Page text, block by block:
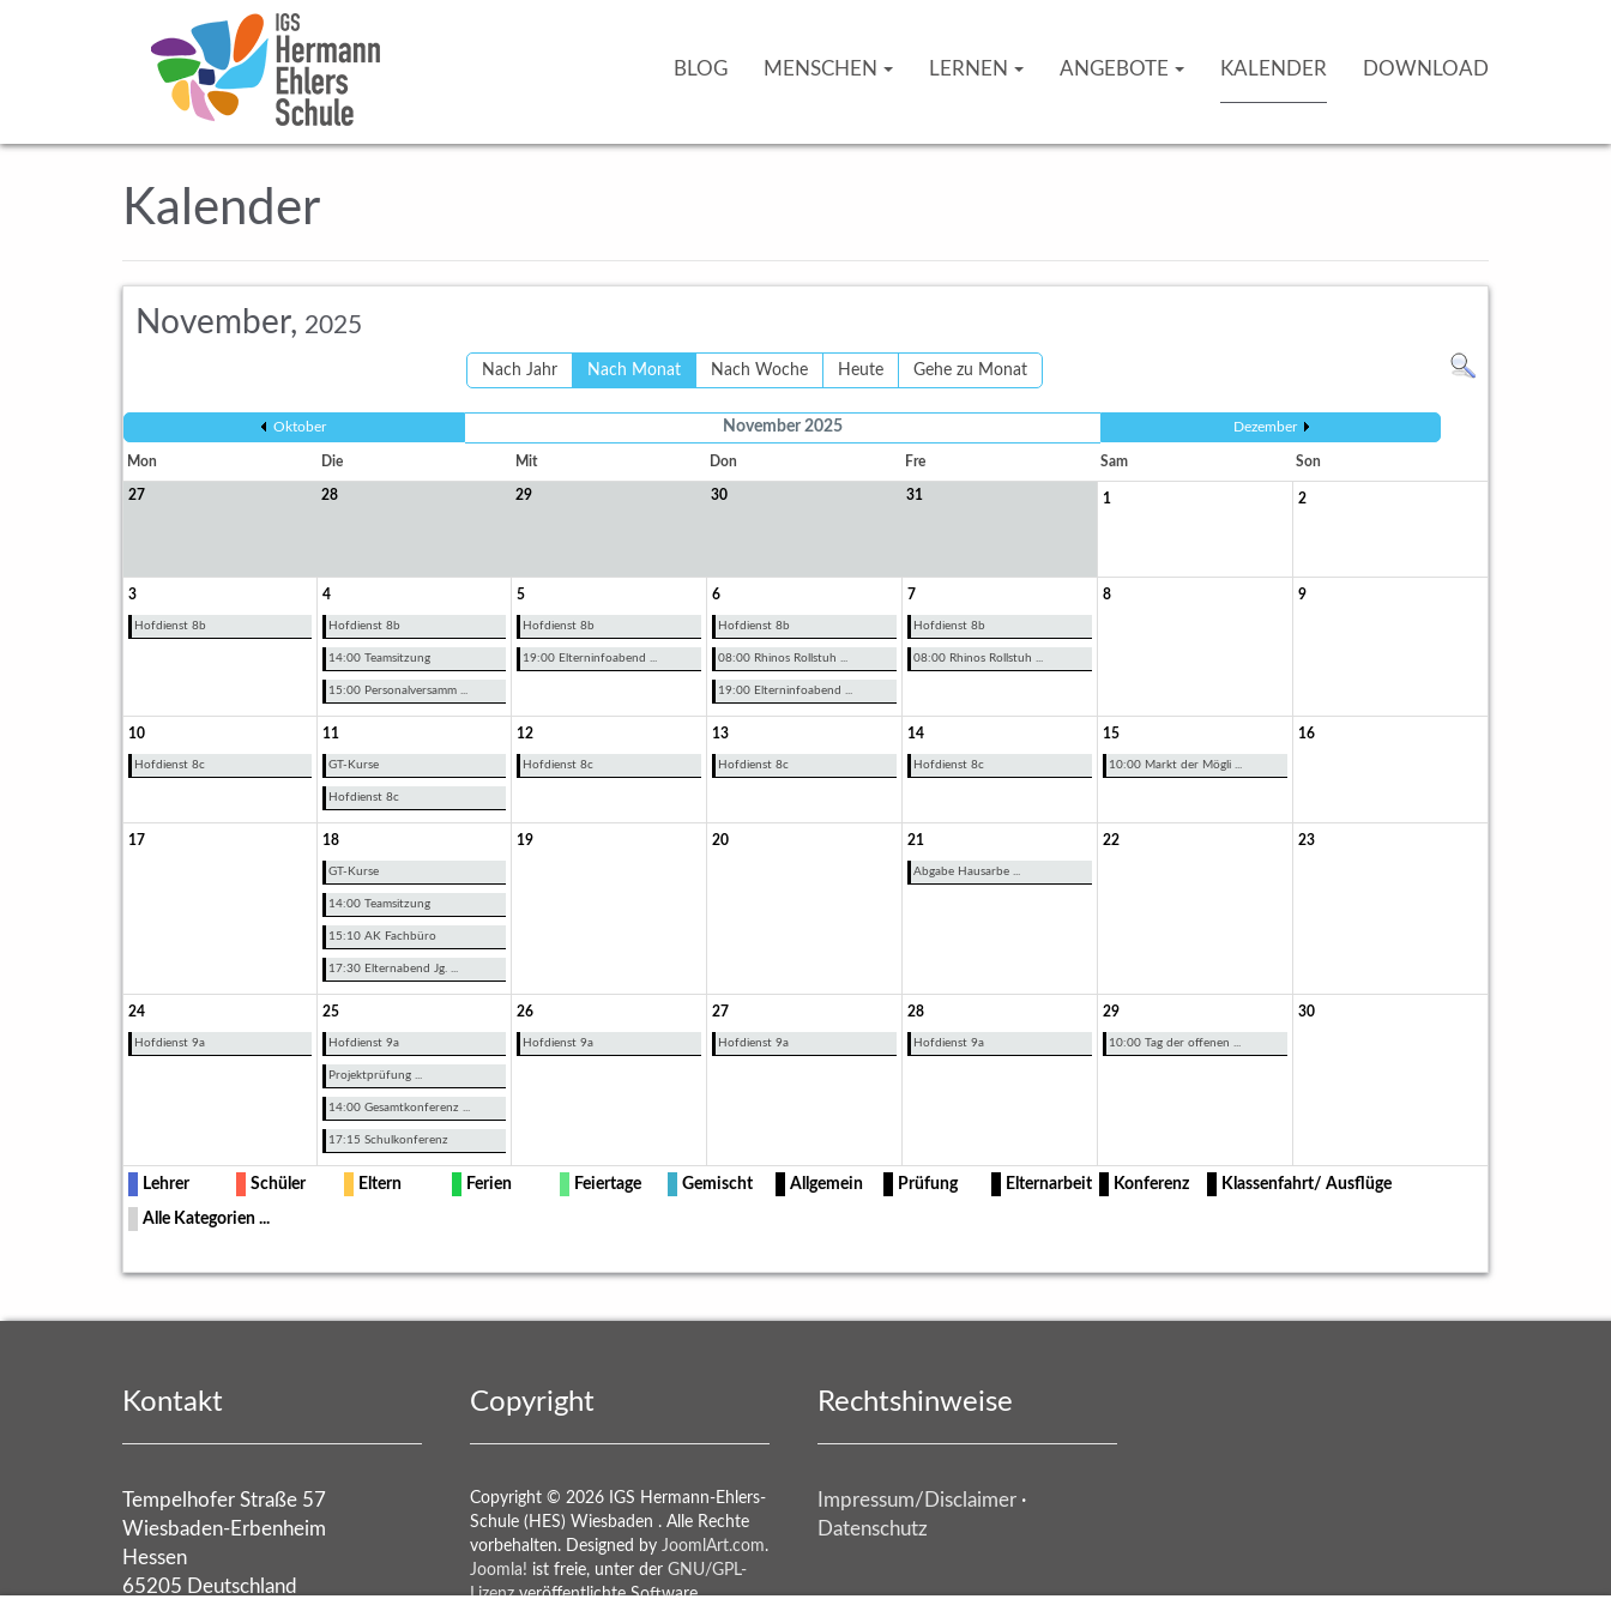
BLOG MENSCHEN LERNEN ANGEBOTE KALENDER DOWNLOAD
Kalender
November, 2025
Nach Jahr Nach Monat Nach Woche Heute Gehe zu Monat
Oktober November 2025 Dezember
Mon Die Mit Don Fre Sam Son
27 28 29 30 31 1 2
3
Hofdienst 8b
4
Hofdienst 8b
14:00 Teamsitzung
15:00 Personalversamm ...
5
Hofdienst 8b
19:00 Elterninfoabend ...
6
Hofdienst 8b
08:00 Rhinos Rollstuh ...
19:00 Elterninfoabend ...
7
Hofdienst 8b
08:00 Rhinos Rollstuh ...
8 9
10
Hofdienst 8c
11
GT-Kurse
Hofdienst 8c
12
Hofdienst 8c
13
Hofdienst 8c
14
Hofdienst 8c
15
10:00 Markt der Mögli ...
16
17 18
GT-Kurse
14:00 Teamsitzung
15:10 AK Fachbüro
17:30 Elternabend Jg. ...
19 20 21
Abgabe Hausarbe ...
22 23
24
Hofdienst 9a
25
Hofdienst 9a
Projektprüfung ...
14:00 Gesamtkonferenz ...
17:15 Schulkonferenz
26
Hofdienst 9a
27
Hofdienst 9a
28
Hofdienst 9a
29
10:00 Tag der offenen ...
30
Lehrer Schüler Eltern Ferien Feiertage Gemischt Allgemein Prüfung Elternarbeit Konferenz Klassenfahrt/ Ausflüge
Alle Kategorien ...
Kontakt
Tempelhofer Straße 57
Wiesbaden-Erbenheim
Hessen
65205 Deutschland
Copyright
Copyright © 2026 IGS Hermann-Ehlers-
Schule (HES) Wiesbaden . Alle Rechte
vorbehalten. Designed by JoomlArt.com.
Joomla! ist freie, unter der GNU/GPL-
Lizenzveröffentlichte Software.
Rechtshinweise
Impressum/Disclaimer ·
Datenschutz